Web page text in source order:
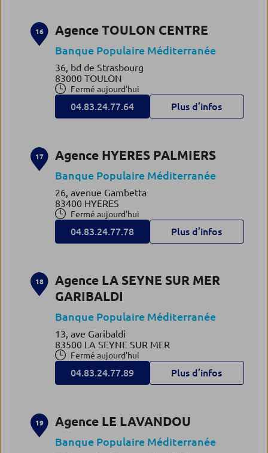
16 Agence TOULON CENTRE
Banque Populaire Méditerranée
36, bd de Strasbourg
83000 TOULON
Fermé aujourd'hui
04.83.24.77.64 Plus d’infos
17 Agence HYERES PALMIERS
Banque Populaire Méditerranée
26, avenue Gambetta
83400 HYERES
Fermé aujourd'hui
04.83.24.77.78 Plus d’infos
18
Agence LA SEYNE SUR MER
GARIBALDI
Banque Populaire Méditerranée
13, ave Garibaldi
83500 LA SEYNE SUR MER
Fermé aujourd'hui
04.83.24.77.89 Plus d’infos
19 Agence LE LAVANDOU
Banque Populaire Méditerranée